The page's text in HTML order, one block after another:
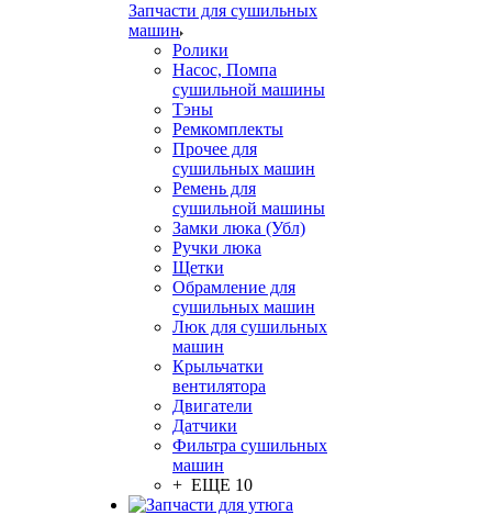
Запчасти для сушильных
машин
Ролики
Насос, Помпа
сушильной машины
Тэны
Ремкомплекты
Прочее для
сушильных машин
Ремень для
сушильной машины
Замки люка (Убл)
Ручки люка
Щетки
Обрамление для
сушильных машин
Люк для сушильных
машин
Крыльчатки
вентилятора
Двигатели
Датчики
Фильтра сушильных
машин
+ ЕЩЕ 10